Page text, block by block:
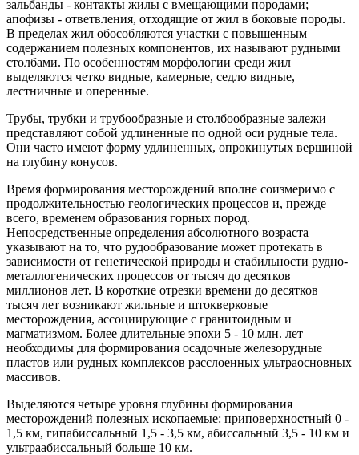
зальбанды - контакты жилы с вмещающими породами;
апофизы - ответвления, отходящие от жил в боковые породы.
В пределах жил обособляются участки с повышенным
содержанием полезных компонентов, их называют рудными
столбами. По особенностям морфологии среди жил
выделяются четко видные, камерные, седло видные,
лестничные и оперенные.
Трубы, трубки и трубообразные и столбообразные залежи
представляют собой удлиненные по одной оси рудные тела.
Они часто имеют форму удлиненных, опрокинутых вершиной
на глубину конусов.
Время формирования месторождений вполне соизмеримо с
продолжительностью геологических процессов и, прежде
всего, временем образования горных пород.
Непосредственные определения абсолютного возраста
указывают на то, что рудообразование может протекать в
зависимости от генетической природы и стабильности рудно-
металлогенических процессов от тысяч до десятков
миллионов лет. В короткие отрезки времени до десятков
тысяч лет возникают жильные и штокверковые
месторождения, ассоциирующие с гранитоидным и
магматизмом. Более длительные эпохи 5 - 10 млн. лет
необходимы для формирования осадочные железорудные
пластов или рудных комплексов расслоенных ультраосновных
массивов.
Выделяются четыре уровня глубины формирования
месторождений полезных ископаемые: приповерхностный 0 -
1,5 км, гипабиссальный 1,5 - 3,5 км, абиссальный 3,5 - 10 км и
ультраабиссальный больше 10 км.